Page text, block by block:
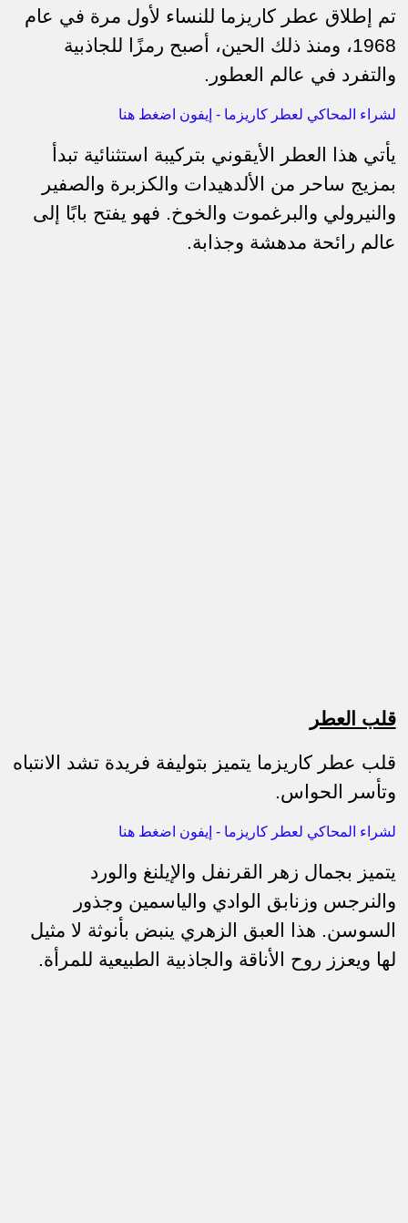
تم إطلاق عطر كاريزما للنساء لأول مرة في عام
1968، ومنذ ذلك الحين، أصبح رمزًا للجاذبية
والتفرد في عالم العطور.
لشراء المحاكي لعطر كاريزما - إيفون اضغط هنا
يأتي هذا العطر الأيقوني بتركيبة استثنائية تبدأ
بمزيج ساحر من الألدهيدات والكزبرة والصفير
والنيرولي والبرغموت والخوخ. فهو يفتح بابًا إلى
عالم رائحة مدهشة وجذابة.
قلب العطر
قلب عطر كاريزما يتميز بتوليفة فريدة تشد الانتباه
وتأسر الحواس.
لشراء المحاكي لعطر كاريزما - إيفون اضغط هنا
يتميز بجمال زهر القرنفل والإيلنغ والورد
والنرجس وزنابق الوادي والياسمين وجذور
السوسن. هذا العبق الزهري ينبض بأنوثة لا مثيل
لها ويعزز روح الأناقة والجاذبية الطبيعية للمرأة.